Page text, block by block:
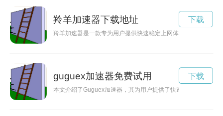
羚羊加速器下载地址
羚羊加速器是一款专为用户提供快速稳定上网体验的网络加速
下载
guguex加速器免费试用
本文介绍了Guguex加速器，其为用户提供了快速、稳定的网络
下载